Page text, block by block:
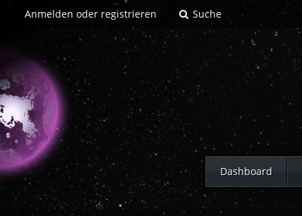
Anmelden oder registrieren Suche
Dashboard